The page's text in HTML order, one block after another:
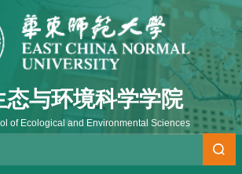
态与环境科学学院
of Ecological and Environmental Sciences